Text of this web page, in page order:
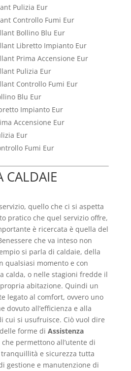
Pulizia Eur
Controllo Fumi Eur
Bollino Blu Eur
Libretto Impianto Eur
Prima Accensione Eur
Pulizia Eur
Controllo Fumi Eur
Blu Eur
Impianto Eur
Accensione Eur
Eur
Fumi Eur
CALDAIE
quello che ci si aspetta
pratico che quel servizio offre,
è ricercata è quella del
che va inteso non
si parla di caldaie, della
qualsiasi momento e con
calda, o nelle stagioni fredde il
abitazione. Quindi un
legato al comfort, ovvero uno
dovuto all’efficienza e alla
cui si usufruisce. Ciò vuol dire
forme di Assistenza
che permettono all’utente di
e sicurezza tutta
gestione e manutenzione di